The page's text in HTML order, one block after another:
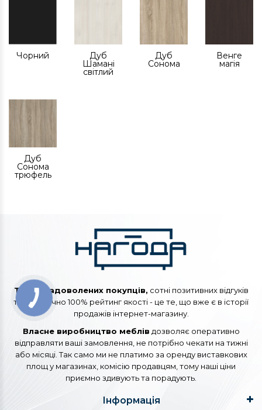
Чорний Дуб
Шамані
світлий
Дуб
Сонома
Венге
магія
Дуб
Сонома
трюфель
Тисячі задоволених покупців, сотні позитивних відгуків
та практично 100% рейтинг якості - це те, що вже є в історії
продажів інтернет-магазину.
Власне виробництво меблів дозволяє оперативно
відправляти ваші замовлення, не потрібно чекати на тижні
або місяці. Так само ми не платимо за оренду виставкових
площ у магазинах, комісію продавцям, тому наші ціни
приємно здивують та порадують.
Інформація